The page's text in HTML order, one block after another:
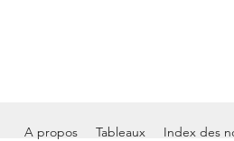
A propos Tableaux Index des